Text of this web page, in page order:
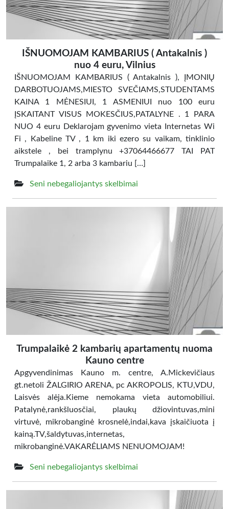
IŠNUOMOJAM KAMBARIUS ( Antakalnis )
nuo 4 euru, Vilnius
IŠNUOMOJAM KAMBARIUS ( Antakalnis ), ĮMONIŲ
DARBOTUOJAMS,MIESTO SVEČIAMS,STUDENTAMS
KAINA 1 MĖNESIUI, 1 ASMENIUI nuo 100 euru
ĮSKAITANT VISUS MOKESČIUS,PATALYNE . 1 PARA
NUO 4 euru Deklarojam gyvenimo vieta Internetas Wi
Fi , Kabeline TV , 1 km iki ezero su vaikam, tinklinio
aikstele , bei tramplynu +37064466677 TAI PAT
Trumpalaike 1, 2 arba 3 kambariu […]
Seni nebegaliojantys skelbimai
Trumpalaikė 2 kambarių apartamentų nuoma
Kauno centre
Apgyvendinimas Kauno m. centre, A.Mickevičiaus
gt.netoli ŽALGIRIO ARENA, pc AKROPOLIS, KTU,VDU,
Laisvės alėja.Kieme nemokama vieta automobiliui.
Patalynė,rankšluosčiai, plaukų džiovintuvas,mini
virtuvė, mikrobanginė krosnelė,indai,kava įskaičiuota į
kainą.TV,šaldytuvas,internetas,
mikrobanginė.VAKARĖLIAMS NENUOMOJAM!
Seni nebegaliojantys skelbimai